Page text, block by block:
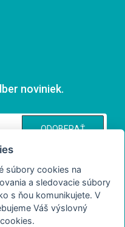
noviniek.
ODOBERAŤ
údajov
súbory cookies na
a sledovacie súbory
s ňou komunikujete. V
Váš výslovný